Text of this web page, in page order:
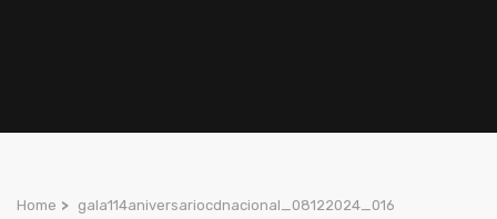
Home > gala114aniversariocdnacional_08122024_016